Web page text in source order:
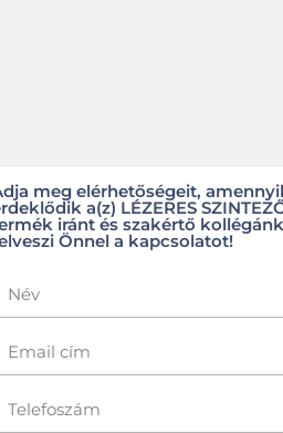
meg elérhetőségeit,
a(z) LÉZERES
iránt és szakértő kollégánk
Önnel a kapcsolatot!